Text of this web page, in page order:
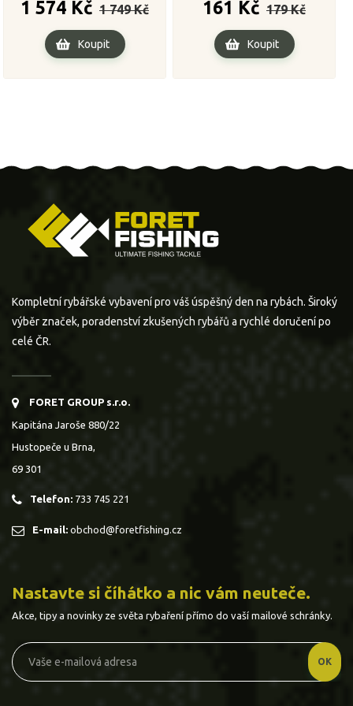
1 574 Kč
cena
1 749 Kč
Koupit
161 Kč
cena
179 Kč
Koupit
Kompletní rybářské vybavení pro váš úspěšný den na rybách. Široký
výběr značek, poradenství zkušených rybářů a rychlé doručení po
celé ČR.
FORET GROUP s.r.o.
Kapitána Jaroše 880/22
Hustopeče u Brna,
69 301
Telefon: 733 745 221
E-mail: obchod@foretfishing.cz
Nastavte si číhátko a nic vám neuteče.
Akce, tipy a novinky ze světa rybaření přímo do vaší mailové schránky.